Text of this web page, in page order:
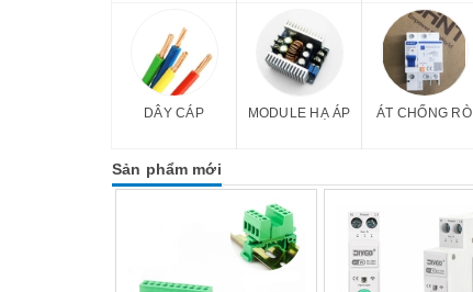
DÂY CÁP MODULE HẠ ÁP ÁT CHỐNG RÒ
Sản phẩm mới